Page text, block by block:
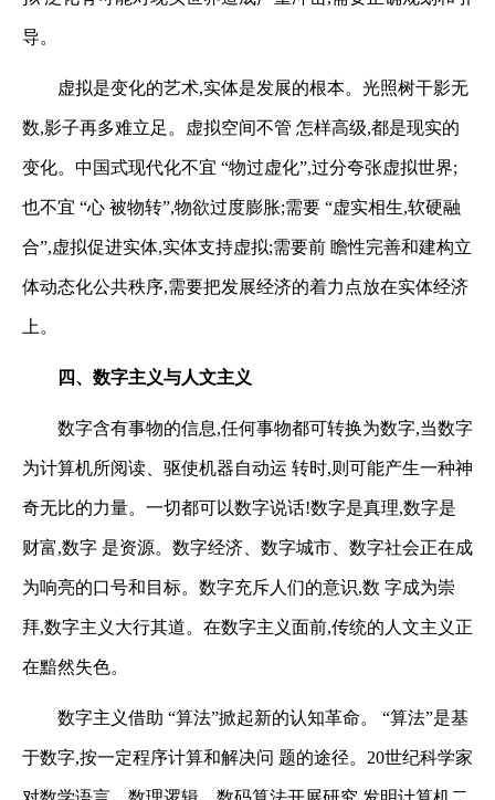
导。
虚拟是变化的艺术,实体是发展的根本。光照树干影无
数,影子再多难立足。虚拟空间不管 怎样高级,都是现实的
变化。中国式现代化不宜 “物过虚化”,过分夸张虚拟世界;
也不宜 “心 被物转”,物欲过度膨胀;需要 “虚实相生,软硬融
合”,虚拟促进实体,实体支持虚拟;需要前 瞻性完善和建构立
体动态化公共秩序,需要把发展经济的着力点放在实体经济
上。
四、数字主义与人文主义
数字含有事物的信息,任何事物都可转换为数字,当数字
为计算机所阅读、驱使机器自动运 转时,则可能产生一种神
奇无比的力量。一切都可以数字说话!数字是真理,数字是
财富,数字 是资源。数字经济、数字城市、数字社会正在成
为响亮的口号和目标。数字充斥人们的意识,数 字成为崇
拜,数字主义大行其道。在数字主义面前,传统的人文主义正
在黯然失色。
数字主义借助 “算法”掀起新的认知革命。 “算法”是基
于数字,按一定程序计算和解决问 题的途径。 20世纪科学家